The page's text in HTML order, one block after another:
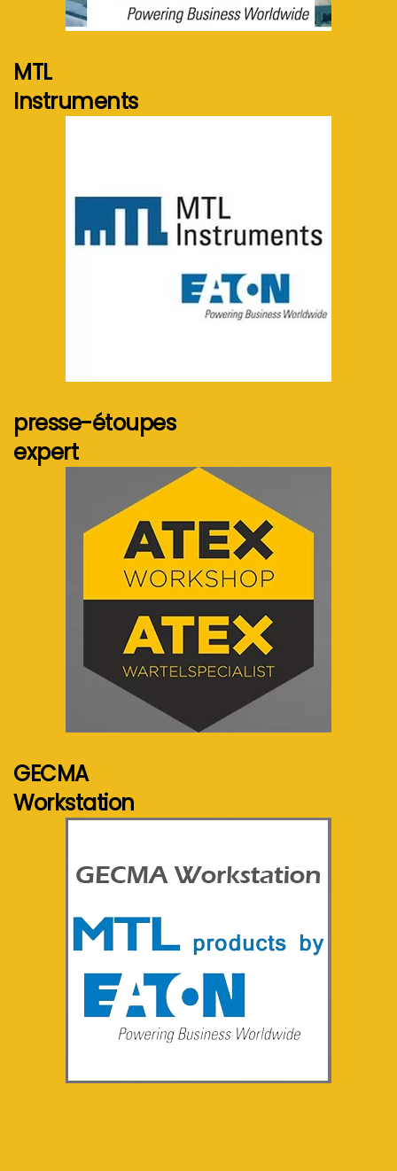
Voir plus...
MTL
Instruments
presse-étoupes
expert
Voir plus...
GECMA
Workstation